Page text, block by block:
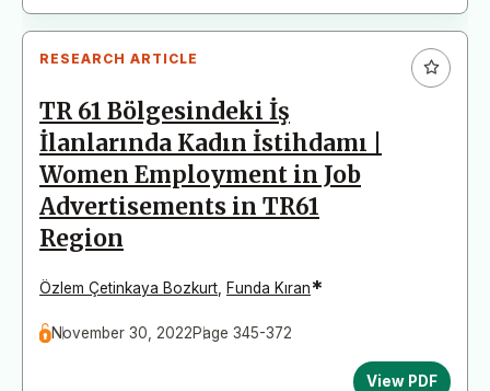
RESEARCH ARTICLE
TR 61 Bölgesindeki İş
İlanlarında Kadın İstihdamı |
Women Employment in Job
Advertisements in TR61
Region
Özlem Çetinkaya Bozkurt Funda Kıran*
November 30, 2022Page 345-372
View PDF